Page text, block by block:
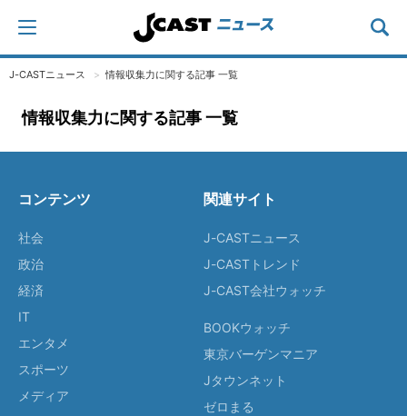
J-CASTニュース 情報収集力に関する記事 一覧
情報収集力に関する記事 一覧
コンテンツ
社会
政治
経済
IT
エンタメ
スポーツ
メディア
関連サイト
J-CASTニュース
J-CASTトレンド
J-CAST会社ウォッチ
BOOKウォッチ
東京バーゲンマニア
Jタウンネット
ゼロまる